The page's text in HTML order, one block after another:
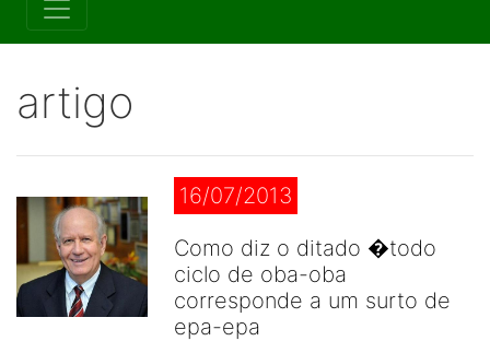
artigo
16/07/2013
Como diz o ditado �todo
ciclo de oba-oba
corresponde a um surto de
epa-epa